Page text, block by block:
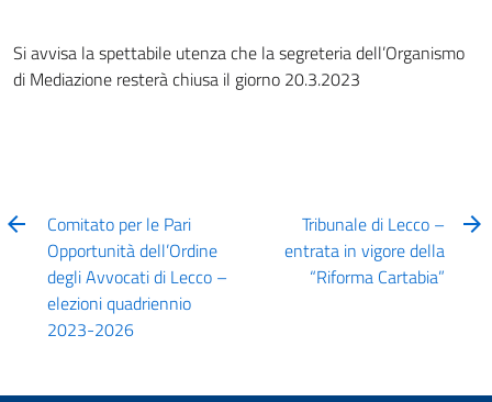
Si avvisa la spettabile utenza che la segreteria dell’Organismo
di Mediazione resterà chiusa il giorno 20.3.2023
Comitato per le Pari
Opportunità dell’Ordine
degli Avvocati di Lecco –
elezioni quadriennio
2023-2026
Tribunale di Lecco –
entrata in vigore della
“Riforma Cartabia”